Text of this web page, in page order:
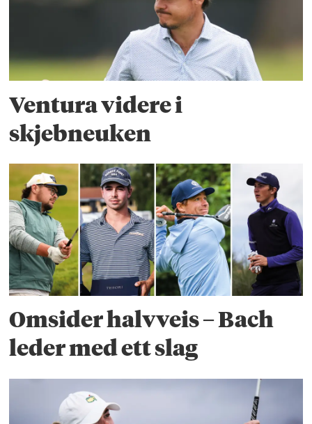
Ventura videre i
skjebneuken
Omsider halvveis – Bach
leder med ett slag